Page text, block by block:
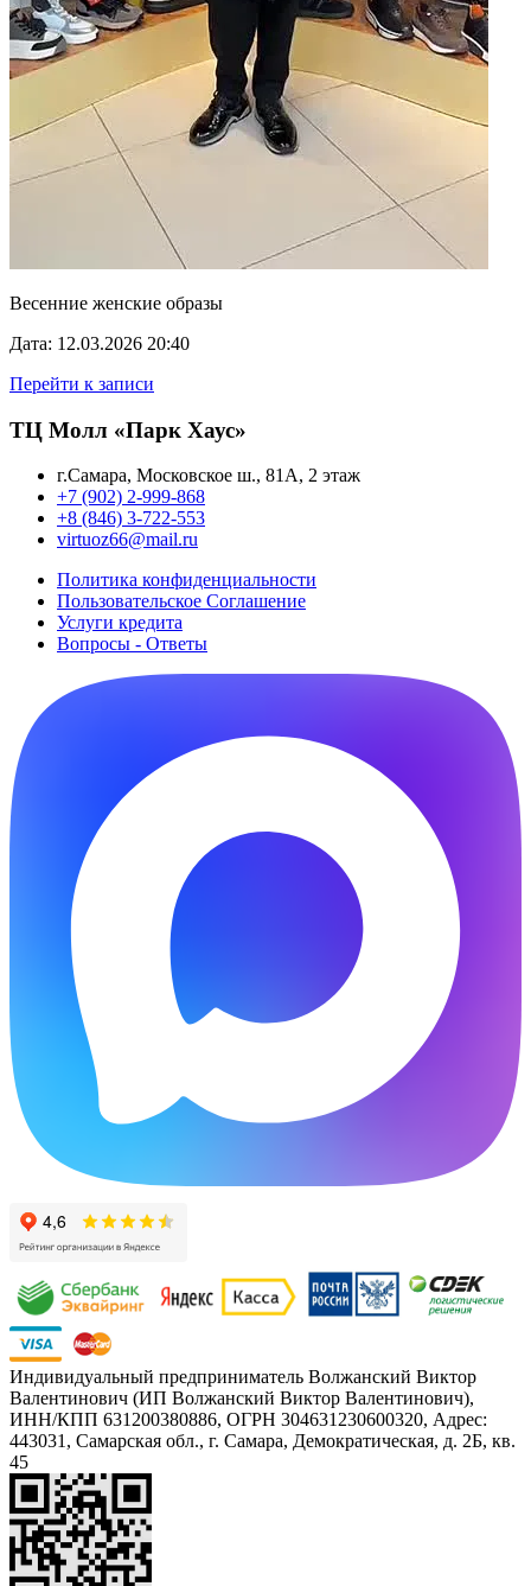
Весенние женские образы
Дата: 12.03.2026 20:40
Перейти к записи
ТЦ Молл «Парк Хаус»
г.Самара, Московское ш., 81А, 2 этаж
+7 (902) 2-999-868
+8 (846) 3-722-553
virtuoz66@mail.ru
Политика конфиденциальности
Пользовательское Cоглашение
Услуги кредита
Вопросы - Ответы
Индивидуальный предприниматель Волжанский Виктор
Валентинович (ИП Волжанский Виктор Валентинович),
ИНН/КПП 631200380886, ОГРН 304631230600320, Адрес:
443031, Самарская обл., г. Самара, Демократическая, д. 2Б, кв.
45